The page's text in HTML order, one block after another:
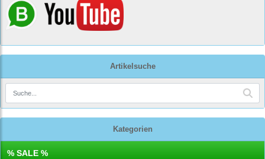
Artikelsuche
Kategorien
% SALE %